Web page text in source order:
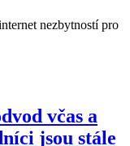
nezbytností pro
včas a
jsou stále